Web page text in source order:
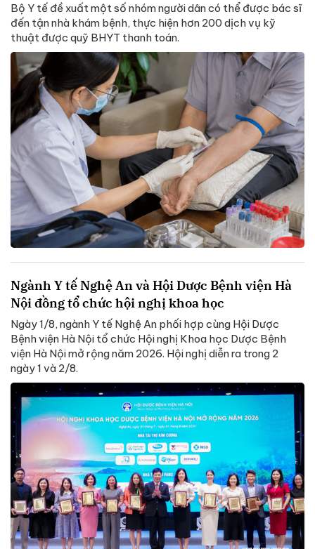
Bộ Y tế đề xuất một số nhóm người dân có thể được bác sĩ
đến tận nhà khám bệnh, thực hiện hơn 200 dịch vụ kỹ
thuật được quỹ BHYT thanh toán.
Ngành Y tế Nghệ An và Hội Dược Bệnh viện Hà
Nội đồng tổ chức hội nghị khoa học
Ngày 1/8, ngành Y tế Nghệ An phối hợp cùng Hội Dược
Bệnh viện Hà Nội tổ chức Hội nghị Khoa học Dược Bệnh
viện Hà Nội mở rộng năm 2026. Hội nghị diễn ra trong 2
ngày 1 và 2/8.